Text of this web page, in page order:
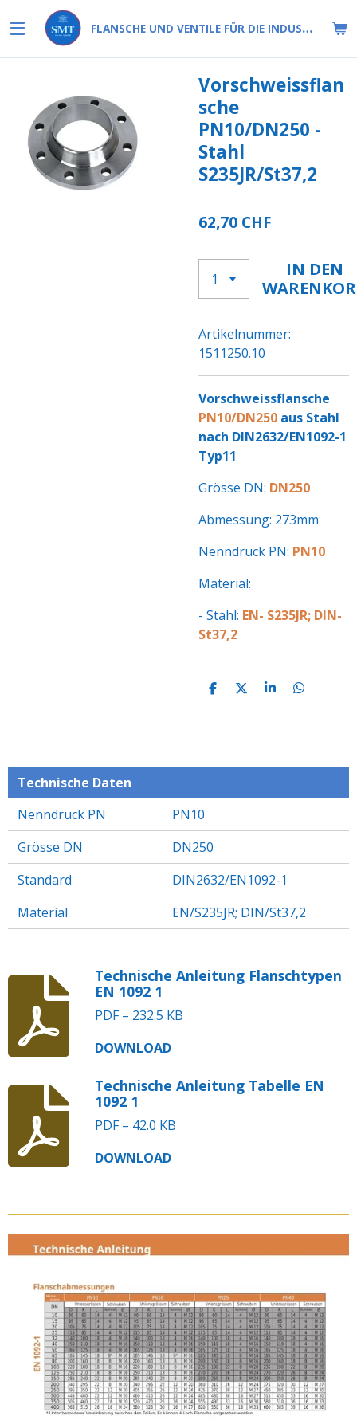
Hauptinhalt
springen
FLANSCHE UND VENTILE FÜR DIE INDUSTRIE
Vorschweissflan
sche
PN10/DN250 -
Stahl
S235JR/St37,2
62,70 CHF
IN DEN
Artikelnummer:
1511250.10
Vorschweissflansche
PN10/DN250 aus Stahl
nach DIN2632/EN1092-1
Typ11
Grösse DN: DN250
Abmessung: 273mm
Nenndruck PN: PN10
Material:
- Stahl: EN- S235JR; DIN-
St37,2
T
E
T
E
T
E
T
E
Technische Daten
Nenndruck PN
PN10
Grösse DN
DN250
Standard
DIN2632/EN1092-1
Material
EN/S235JR; DIN/St37,2
Technische Anleitung Flanschtypen
EN 1092 1
PDF – 232.5 KB
DOWNLOAD
Technische Anleitung Tabelle EN
1092 1
PDF – 42.0 KB
DOWNLOAD